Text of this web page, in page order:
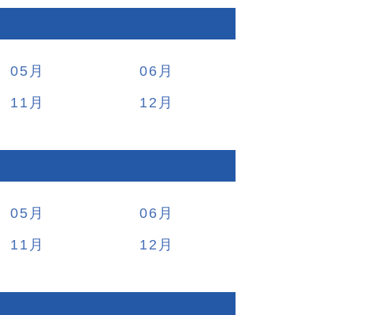
05
06
11 12
05
06
11 12